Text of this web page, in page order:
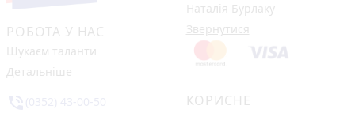
РОБОТА У НАС
Шукаєм таланти
Детальніше
Наталія Бурлаку
Звернутися
КОРИСНЕ